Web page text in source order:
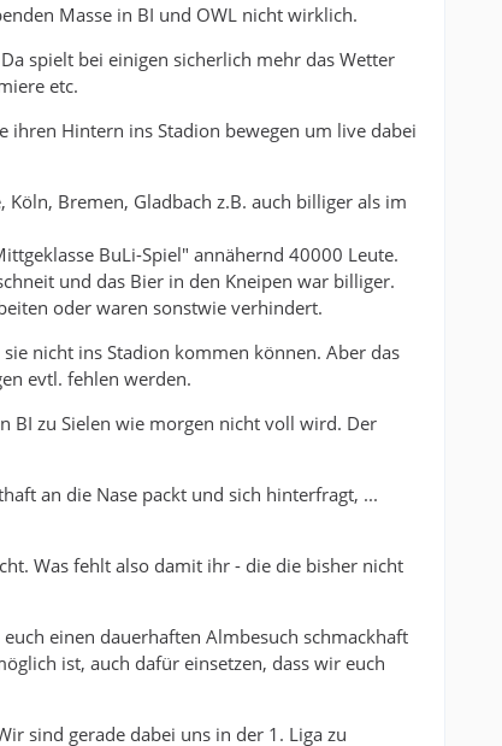
Masse in BI und OWL nicht wirklich.
spielt bei einigen sicherlich mehr das Wetter
etc.
ihren Hintern ins Stadion bewegen um live dabei
Bremen, Gladbach z.B. auch billiger als im
BuLi-Spiel" annähernd 40000 Leute.
und das Bier in den Kneipen war billiger.
oder waren sonstwie verhindert.
nicht ins Stadion kommen können. Aber das
evtl. fehlen werden.
BI zu Sielen wie morgen nicht voll wird. Der
an die Nase packt und sich hinterfragt, ...
Was fehlt also damit ihr - die die bisher nicht
einen dauerhaften Almbesuch schmackhaft
ist, auch dafür einsetzen, dass wir euch
sind gerade dabei uns in der 1. Liga zu